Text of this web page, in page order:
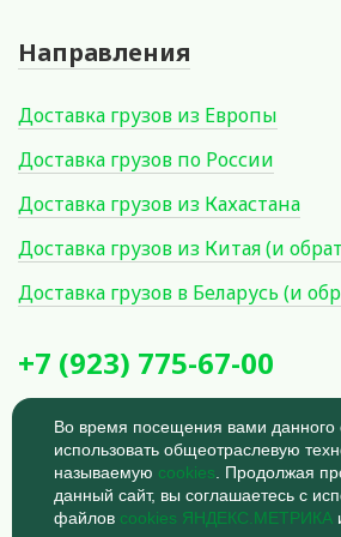
Направления
Доставка грузов из Европы
Доставка грузов по России
Доставка грузов из Кахастана
Доставка грузов из Китая (и
Доставка грузов в Беларусь (и
+7 (923) 775-67-00
улица, 11
Время работы: 9:00 - 18:00
© 2026Политика
конфиденциальности
Во время посещения вами данного
использовать общеотраслевую
называемую cookies . Продолжая
данный сайт, вы соглашаетесь с
файлов cookies ЯНДЕКС.МЕТРИКА